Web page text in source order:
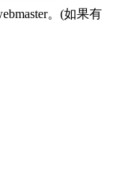
。(如果有